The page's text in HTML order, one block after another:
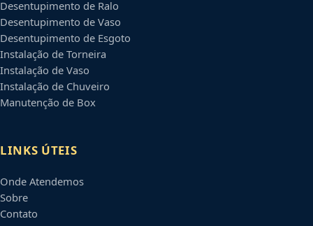
Desentupimento de Ralo
Desentupimento de Vaso
Desentupimento de Esgoto
Instalação de Torneira
Instalação de Vaso
Instalação de Chuveiro
Manutenção de Box
LINKS ÚTEIS
Onde Atendemos
Sobre
Contato